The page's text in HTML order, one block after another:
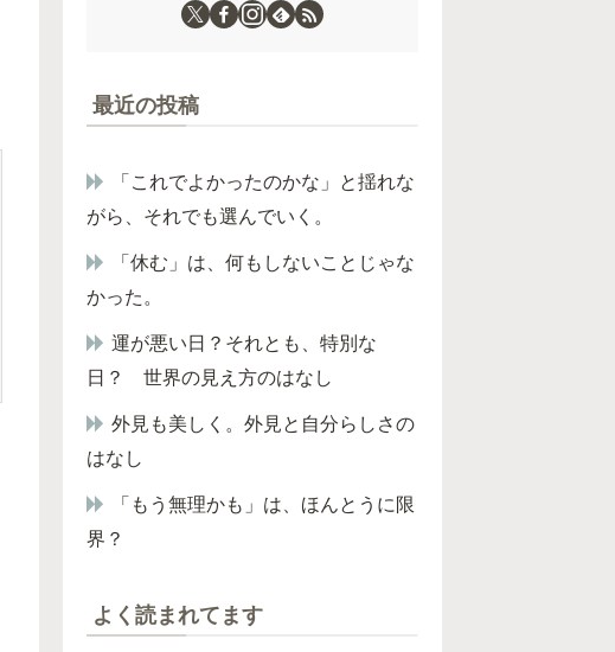
最近の投稿
「これでよかったのかな」と揺れな
がら、それでも選んでいく。
「休む」は、何もしないことじゃな
かった。
運が悪い日？それとも、特別な
日？ 世界の見え方のはなし
外見も美しく。外見と自分らしさの
はなし
「もう無理かも」は、ほんとうに限
界？
よく読まれてます